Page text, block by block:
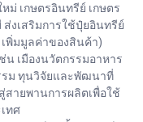
ม่ เกษตรอินทรีย์ เกษตร
ส่งเสริมการใช้ปุ๋ยอินทรีย์
พิ่มมูลค่าของสินค้า)
น เมืองนวัตกรรมอาหาร
รม ทุนวิจัยและพัฒนาที่
สายพานการผลิตเพื่อใช้
ทศ